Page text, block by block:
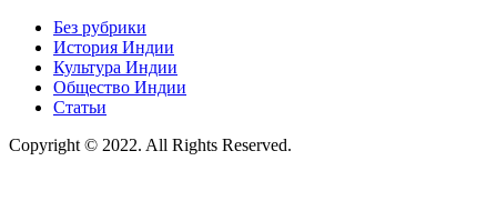
Без рубрики
История Индии
Культура Индии
Общество Индии
Статьи
Copyright © 2022. All Rights Reserved.